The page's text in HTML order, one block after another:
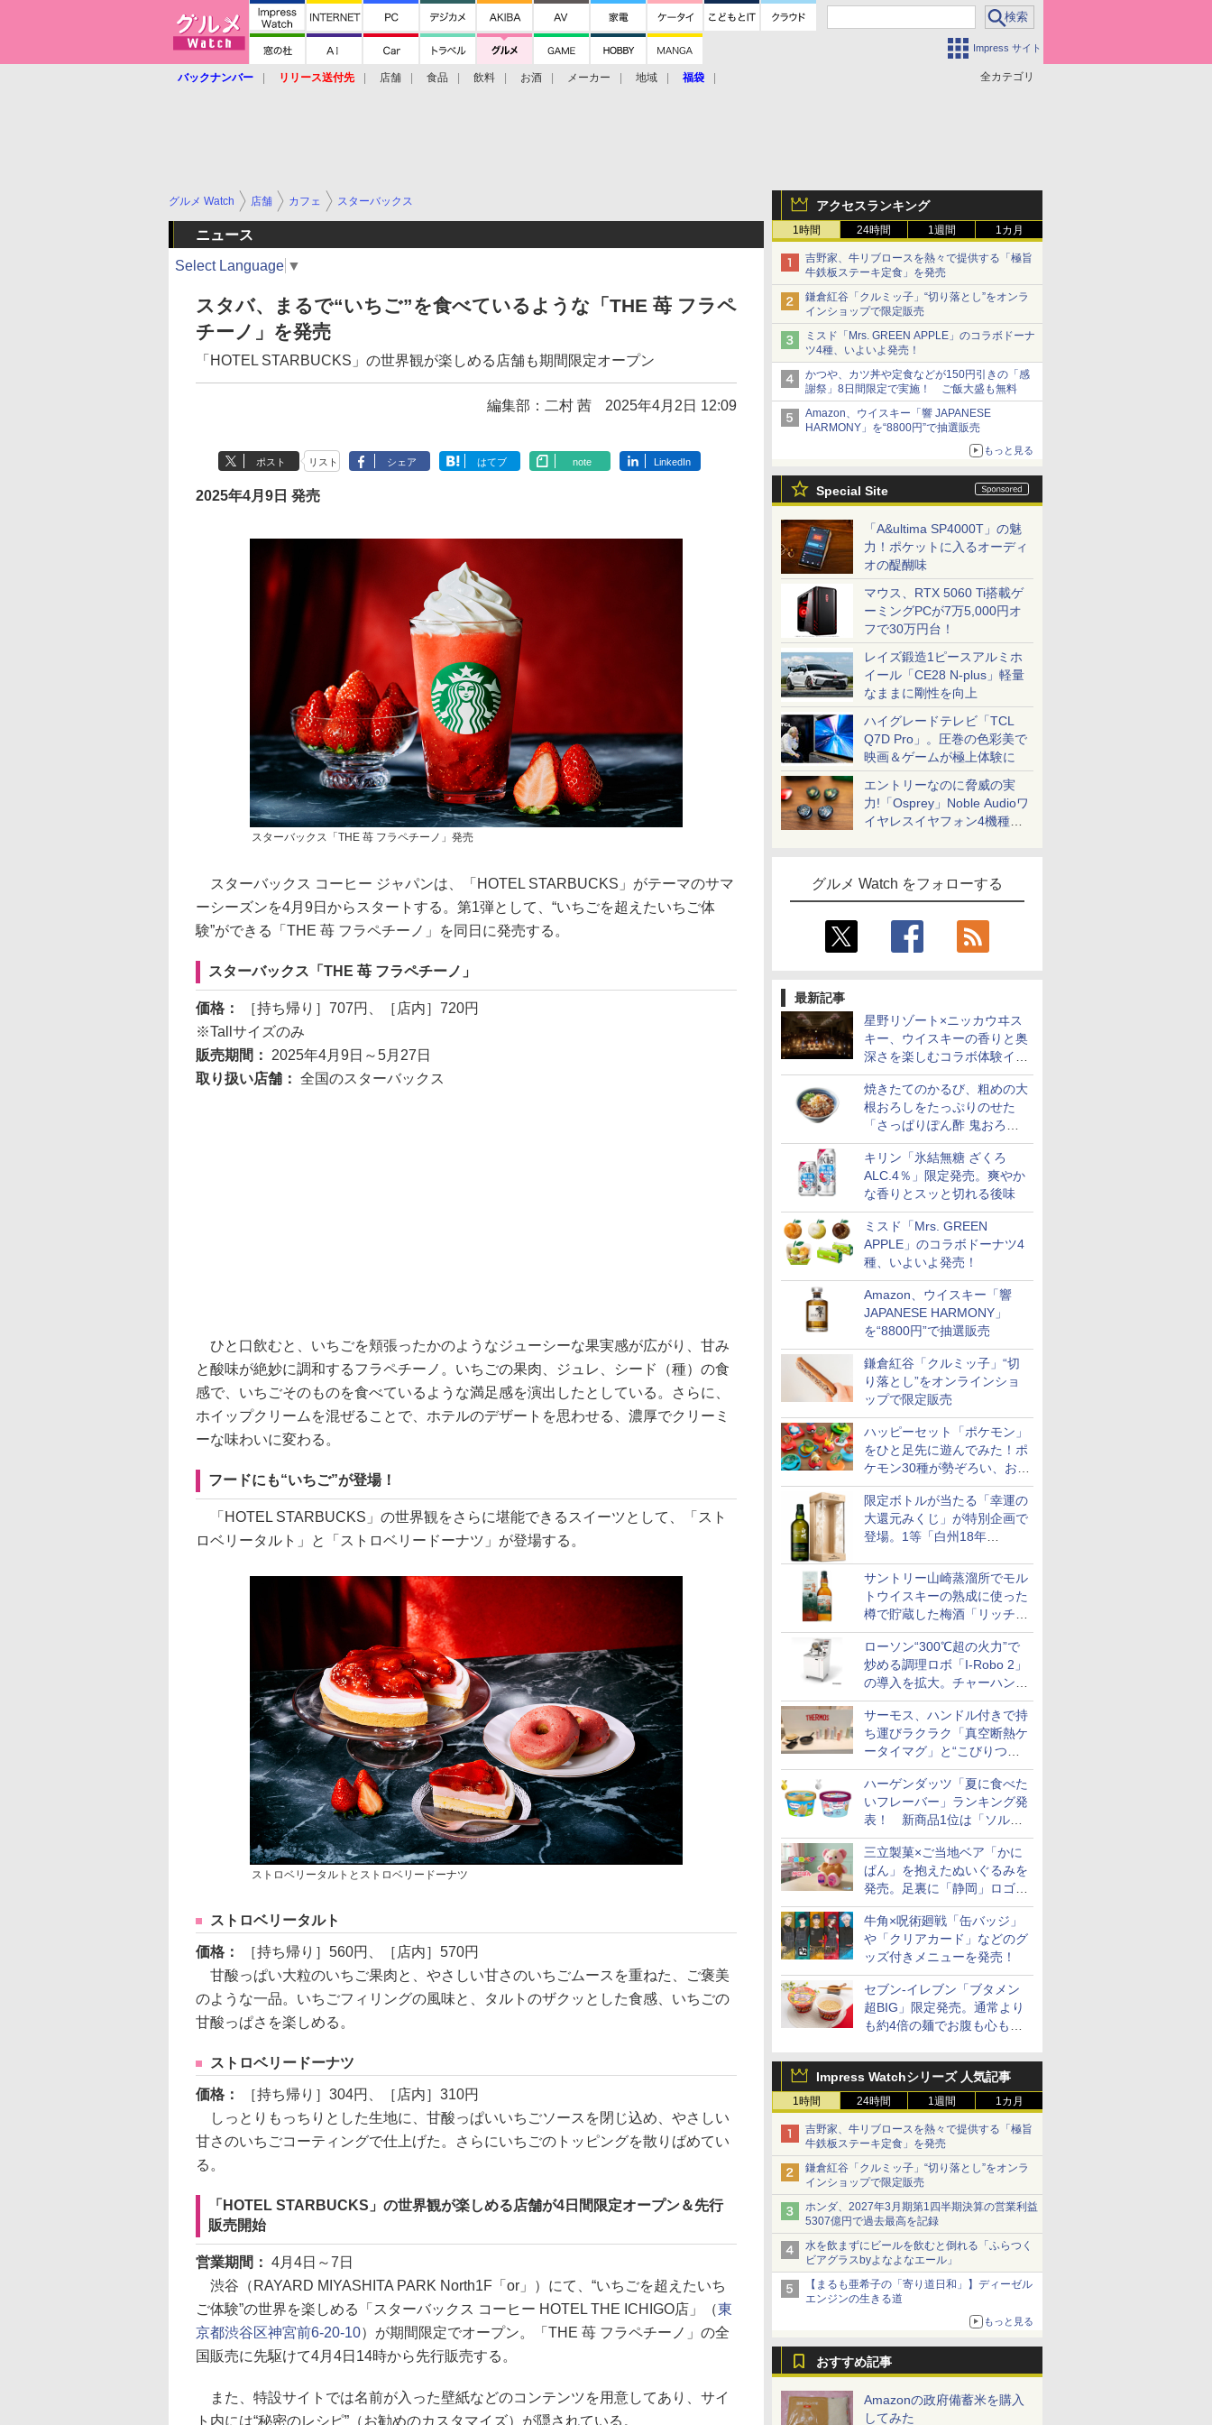
Impress サイト
全カテゴリ
バックナンバー リリース送付先 店舗 食品 飲料 お酒 メーカー 地域 福袋
アクセスランキング
1時間 24時間 1週間 1カ月
吉野家、牛リブロースを熱々で提供する「極旨
牛鉄板ステーキ定食」を発売
鎌倉紅谷「クルミッ子」“切り落とし”をオンラ
インショップで限定販売
ミスド「Mrs. GREEN APPLE」のコラボドーナ
ツ4種、いよいよ発売！
かつや、カツ丼や定食などが150円引きの「感
謝祭」8日間限定で実施！ ご飯大盛も無料
Amazon、ウイスキー「響 JAPANESE
HARMONY」を“8800円”で抽選販売
もっと見る
Special Site
「A&ultima SP4000T」の魅
力！ポケットに入るオーディ
オの醍醐味
マウス、RTX 5060 Ti搭載ゲ
ーミングPCが7万5,000円オ
フで30万円台！
レイズ鍛造1ピースアルミホ
イール「CE28 N-plus」軽量
なままに剛性を向上
ハイグレードテレビ「TCL
Q7D Pro」。圧巻の色彩美で
映画＆ゲームが極上体験に
エントリーなのに脅威の実
力!「Osprey」Noble Audioワ
イヤレスイヤフォン4機種を
グルメ Watch をフォローする
最新記事
星野リゾート×ニッカウヰス
キー、ウイスキーの香りと奥
深さを楽しむコラボ体験イベ
ントをOMO5小樽で提供開始
焼きたてのかるび、粗めの大
根おろしをたっぷりのせた
「さっぱりぽん酢 鬼おろし
牛カルビ丼」など4品を発売
キリン「氷結無糖 ざくろ
ALC.4％」限定発売。爽やか
な香りとスッと切れる後味
ミスド「Mrs. GREEN
APPLE」のコラボドーナツ4
種、いよいよ発売！
Amazon、ウイスキー「響
JAPANESE HARMONY」
を“8800円”で抽選販売
鎌倉紅谷「クルミッ子」“切
り落とし”をオンラインショ
ップで限定販売
ハッピーセット「ポケモン」
をひと足先に遊んでみた！ポ
ケモン30種が勢ぞろい、おも
ちゃ同士でパネルの付け替え
もできる
限定ボトルが当たる「幸運の
大還元みくじ」が特別企画で
登場。1等「白州18年
州12年」
サントリー山崎蒸溜所でモル
トウイスキーの熟成に使った
樽で貯蔵した梅酒「リッチア
ンバースモーキー2026」限
定発売
ローソン“300℃超の火力”で
炒める調理ロボ「I-Robo 2」
の導入を拡大。チャーハンや
焼きそばをできたて提供
サーモス、ハンドル付きで持
ち運びラクラク「真空断熱ケ
ータイマグ」と“こびりつき
にくさ2倍”のフライパンを発
売
ハーゲンダッツ「夏に食べた
いフレーバー」ランキング発
表！ 新商品1位は「ソルテ
ィキャラメル＆ピスタチオ」
三立製菓×ご当地ベア「かに
ぱん」を抱えたぬいぐるみを
発売。足裏に「静岡」ロゴや
キャラクターの刺繍も
牛角×呪術廻戦「缶バッジ」
や「クリアカード」などのグ
ッズ付きメニューを発売！
セブン-イレブン「ブタメン
超BIG」限定発売。通常より
も約4倍の麺でお腹も心もい
Impress Watchシリーズ 人気記事
1時間 24時間 1週間 1カ月
吉野家、牛リブロースを熱々で提供する「極旨
牛鉄板ステーキ定食」を発売
鎌倉紅谷「クルミッ子」“切り落とし”をオンラ
インショップで限定販売
ホンダ、2027年3月期第1四半期決算の営業利益
5307億円で過去最高を記録
水を飲まずにビールを飲むと倒れる「ふらつく
ビアグラスbyよなよなエール」
【まるも亜希子の「寄り道日和」】ディーゼル
エンジンの生きる道
もっと見る
おすすめ記事
Amazonの政府備蓄米を購入
してみた
グルメ Watch 店舗 カフェ スターバックス
ニュース
Select Language ▼
スタバ、まるで“いちご”を食べているような「THE 苺 フラペ
チーノ」を発売
「HOTEL STARBUCKS」の世界観が楽しめる店舗も期間限定オープン
編集部：二村 茜 2025年4月2日 12:09
ポスト リスト シェア はてブ note LinkedIn
2025年4月9日 発売
スターバックス「THE 苺 フラペチーノ」発売
スターバックス コーヒー ジャパンは、「HOTEL STARBUCKS」がテーマのサマ
ーシーズンを4月9日からスタートする。第1弾として、“いちごを超えたいちご体
験”ができる「THE 苺 フラペチーノ」を同日に発売する。
スターバックス「THE 苺 フラペチーノ」
価格：
［持ち帰り］707円、［店内］720円
※Tallサイズのみ
販売期間： 2025年4月9日～5月27日
取り扱い店舗： 全国のスターバックス
ひと口飲むと、いちごを頬張ったかのようなジューシーな果実感が広がり、甘み
と酸味が絶妙に調和するフラペチーノ。いちごの果肉、ジュレ、シード（種）の食
感で、いちごそのものを食べているような満足感を演出したとしている。さらに、
ホイップクリームを混ぜることで、ホテルのデザートを思わせる、濃厚でクリーミ
ーな味わいに変わる。
フードにも“いちご”が登場！
「HOTEL STARBUCKS」の世界観をさらに堪能できるスイーツとして、「スト
ロベリータルト」と「ストロベリードーナツ」が登場する。
ストロベリータルトとストロベリードーナツ
ストロベリータルト
価格：
［持ち帰り］560円、［店内］570円
甘酸っぱい大粒のいちご果肉と、やさしい甘さのいちごムースを重ねた、ご褒美
のような一品。いちごフィリングの風味と、タルトのザクッとした食感、いちごの
甘酸っぱさを楽しめる。
ストロベリードーナツ
価格：
［持ち帰り］304円、［店内］310円
しっとりもっちりとした生地に、甘酸っぱいいちごソースを閉じ込め、やさしい
甘さのいちごコーティングで仕上げた。さらにいちごのトッピングを散りばめてい
る。
「HOTEL STARBUCKS」の世界観が楽しめる店舗が4日間限定オープン＆先行
販売開始
営業期間： 4月4日～7日
渋谷（RAYARD MIYASHITA PARK North1F「or」）にて、“いちごを超えたいち
ご体験”の世界を楽しめる「スターバックス コーヒー HOTEL THE ICHIGO店」（東
京都渋谷区神宮前6-20-10）が期間限定でオープン。「THE 苺 フラペチーノ」の全
国販売に先駆けて4月4日14時から先行販売する。
また、特設サイトでは名前が入った壁紙などのコンテンツを用意してあり、サイ
ト内には“秘密のレシピ”（お勧めのカスタマイズ）が隠されている。